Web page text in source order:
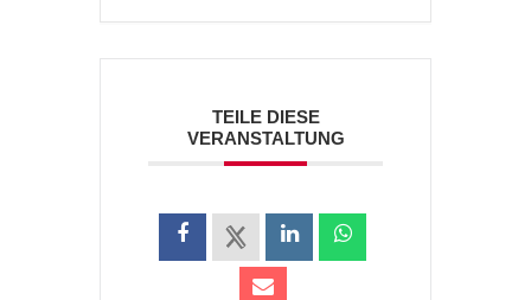
TEILE DIESE
VERANSTALTUNG